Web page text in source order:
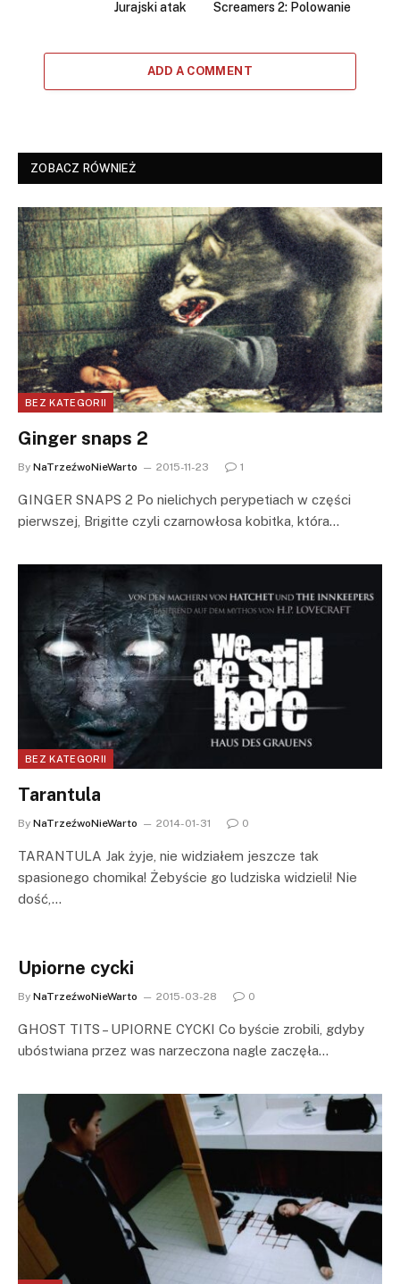
Jurajski atak Screamers 2: Polowanie
ADD A COMMENT
ZOBACZ RÓWNIEŻ
BEZ KATEGORII
Ginger snaps 2
By NaTrzeźwoNieWarto 2015-11-23 1
GINGER SNAPS 2 Po nielichych perypetiach w części
pierwszej, Brigitte czyli czarnowłosa kobitka, która…
BEZ KATEGORII
Tarantula
By NaTrzeźwoNieWarto 2014-01-31 0
TARANTULA Jak żyje, nie widziałem jeszcze tak
spasionego chomika! Żebyście go ludziska widzieli! Nie
dość,…
Upiorne cycki
By NaTrzeźwoNieWarto 2015-03-28 0
GHOST TITS – UPIORNE CYCKI Co byście zrobili, gdyby
ubóstwiana przez was narzeczona nagle zaczęła…